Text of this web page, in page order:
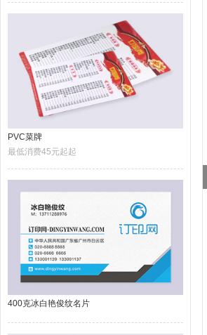
PVC菜牌
最低消费45元起起
400克冰白艳俊纹名片